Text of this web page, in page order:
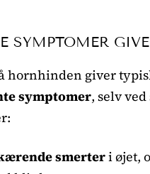
SYMPTOMER
hornhinden giver
symptomer, selv ved
smerteri øjet,